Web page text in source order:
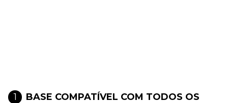
1
BASE COMPATÍVEL COM TODOS OS